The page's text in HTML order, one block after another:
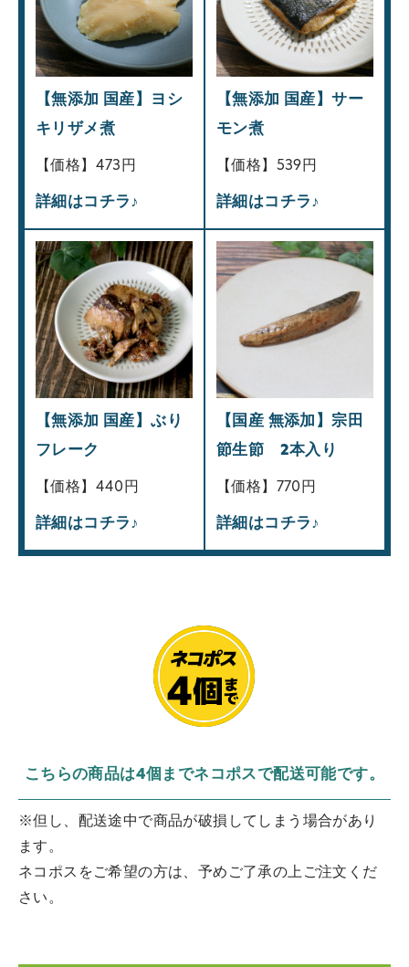
【無添加 国産】ヨシ
キリザメ煮
【価格】473円
詳細はコチラ♪
【無添加 国産】サー
モン煮
【価格】539円
詳細はコチラ♪
【無添加 国産】ぶり
フレーク
【価格】440円
詳細はコチラ♪
【国産 無添加】宗田
節生節 2本入り
【価格】770円
詳細はコチラ♪
こちらの商品は4個までネコポスで配送可能です。
※但し、配送途中で商品が破損してしまう場合があり
ます。
ネコポスをご希望の方は、予めご了承の上ご注文くだ
さい。